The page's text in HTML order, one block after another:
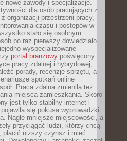
nowe zawody i specjalizacje.
dla osób pracujących z
organizacji przestrzeni pracy,
czasu i postępów w
stało się osobnym
po raz pierwszy dowiedziało
wyspecjalizowane
portal branżowy poświęcony
pracy zdalnej i hybrydowej,
porady, recenzje sprzętu, a
spotkań online
Praca zdalna zmieniła też
miejsca zamieszkania. Skoro
jest tylko stabilny internet i
się pokusa wyprowadzki
Nagle mniejsze miejscowości, a
przyciągać ludzi, którzy chcą
płacić niższy czynsz i mieć